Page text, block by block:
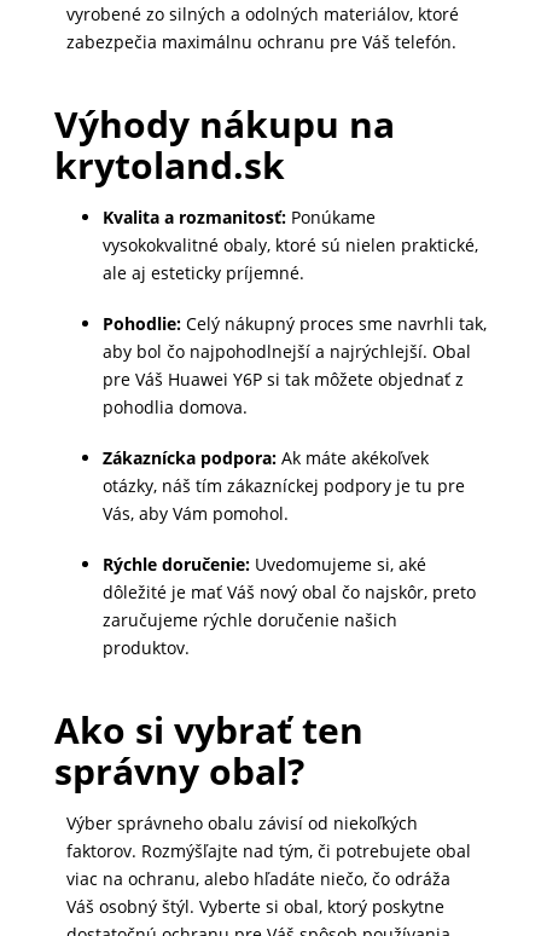
PRÍSLUŠENSTVO
SPOTREBIČE
OUTDOOR
ZDRAVIE
vyrobené zo silných a odolných materiálov, ktoré
zabezpečia maximálnu ochranu pre Váš telefón.
Výhody nákupu na
krytoland.sk
Kvalita a rozmanitosť:Ponúkame
vysokokvalitné obaly, ktoré sú nielen praktické,
ale aj esteticky príjemné.
Pohodlie:Celý nákupný proces sme navrhli tak,
aby bol čo najpohodlnejší a najrýchlejší. Obal
pre Váš Huawei Y6P si tak môžete objednať z
pohodlia domova.
Zákaznícka podpora:Ak máte akékoľvek
otázky, náš tím zákazníckej podpory je tu pre
Vás, aby Vám pomohol.
Rýchle doručenie:Uvedomujeme si, aké
dôležité je mať Váš nový obal čo najskôr, preto
zaručujeme rýchle doručenie našich
produktov.
Ako si vybrať ten
správny obal?
Výber správneho obalu závisí od niekoľkých
faktorov. Rozmýšľajte nad tým, či potrebujete obal
viac na ochranu, alebo hľadáte niečo, čo odráža
Váš osobný štýl. Vyberte si obal, ktorý poskytne